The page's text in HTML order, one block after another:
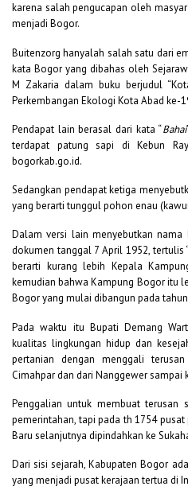
karena salah pengucapan oleh
menjadi Bogor.
Buitenzorg hanyalah salah satu dari
kata Bogor yang dibahas oleh
M Zakaria dalam buku berjudul
Perkembangan Ekologi Kota Abad ke-
Pendapat lain berasal dari kata “Bahai
terdapat patung sapi di Kebun
bogorkab.go.id.
Sedangkan pendapat ketiga
yang berarti tunggul pohon enau
Dalam versi lain menyebutkan
dokumen tanggal 7 April 1952, tertulis
berarti kurang lebih Kepala
kemudian bahwa Kampung Bogor itu
Bogor yang mulai dibangun pada
Pada waktu itu Bupati Demang
kualitas lingkungan hidup dan
pertanian dengan menggali
Cimahpar dan dari Nanggewer
Penggalian untuk membuat terusan
pemerintahan, tapi pada th 1754
Baru selanjutnya dipindahkan ke
Dari sisi sejarah, Kabupaten Bogor
yang menjadi pusat kerajaan tertua di